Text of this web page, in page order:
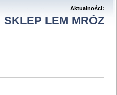
Aktualności:
SKLEP LEM MRÓZ